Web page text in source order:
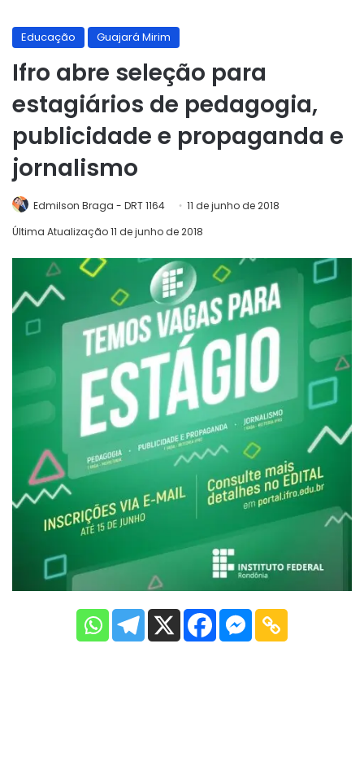
Educação Guajará Mirim
Ifro abre seleção para
estagiários de pedagogia,
publicidade e propaganda e
jornalismo
Edmilson Braga - DRT 1164
11 de junho de 2018
Última Atualização 11 de junho de 2018